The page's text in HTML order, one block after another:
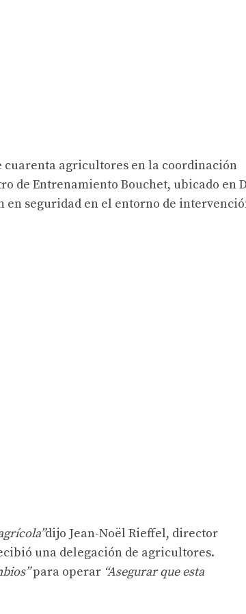
cuarenta agricultores en la coordinación
de Entrenamiento Bouchet, ubicado en
seguridad en el entorno de
dijo Jean-Noël Rieffel, director
una delegación de agricultores.
para operar “Asegurar que esta